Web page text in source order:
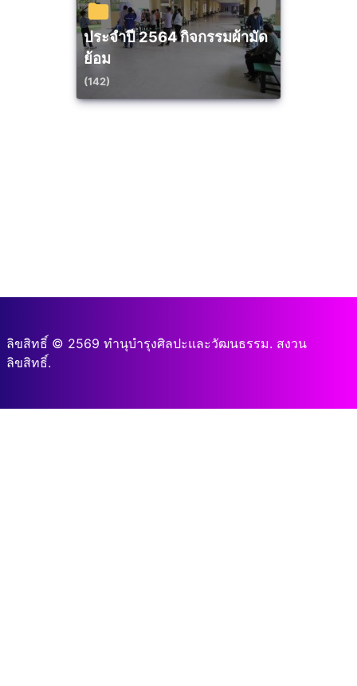
ประจำปี 2564 กิจกรรมผ้ามัด
ย้อม
(142)
ลิขสิทธิ์ © 2569 ทำนุบำรุงศิลปะและวัฒนธรรม. สงวน
ลิขสิทธิ์.